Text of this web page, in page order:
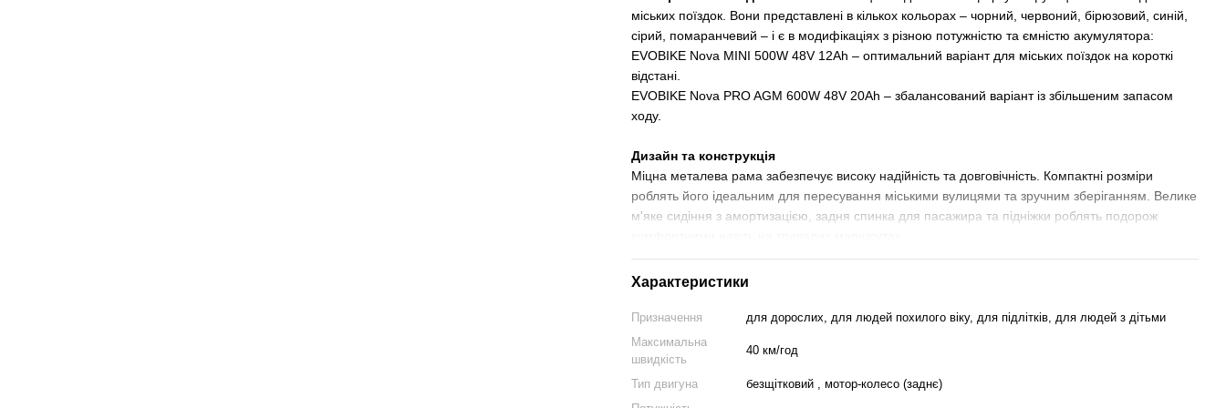
міських поїздок. Вони представлені в кількох кольорах – чорний, червоний, бірюзовий, синій,
сірий, помаранчевий – і є в модифікаціях з різною потужністю та ємністю акумулятора:
EVOBIKE Nova MINI 500W 48V 12Ah – оптимальний варіант для міських поїздок на короткі
відстані.
EVOBIKE Nova PRO AGM 600W 48V 20Ah – збалансований варіант із збільшеним запасом
ходу.
Дизайн та конструкція
Міцна металева рама забезпечує високу надійність та довговічність. Компактні розміри
роблять його ідеальним для пересування міськими вулицями та зручним зберіганням. Велике
м'яке сидіння з амортизацією, задня спинка для пасажира та підніжки роблять подорож
На кермі розташований інформативний LED-дисплей, що показує рівень заряду, стан системи
та швидкість. Запуск здійснюється з ключа, що надає безпеці.
оптимальний варіант під свої завдання.
Nova MINI
кислотний) – це найбільш доступна версія, яка ідеально підходить для щоденних коротких та
середніх поїздок: поїхати до магазину, на роботу чи по району.
Характеристики
Призначення
для дорослих, для людей похилого віку, для підлітків, для людей з дітьми
Максимальна
швидкість
40 км/год
Тип двигуна
безщітковий , мотор-колесо (заднє)